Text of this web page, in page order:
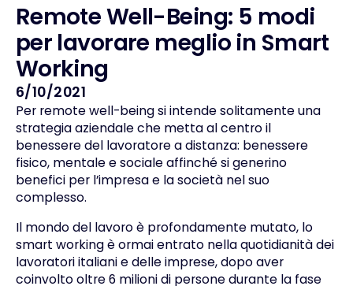
RemoteWell-Being: 5 modi
per lavorare meglio in Smart
Working
6/10/2021
Per remote well-being si intende solitamente una
strategia aziendale che metta al centro il
benessere del lavoratore a distanza: benessere
fisico, mentale e sociale affinché si generino
benefici per l’impresa e la società nel suo
complesso.
Il mondo del lavoro è profondamente mutato, lo
smart working è ormai entrato nella quotidianità dei
lavoratori italiani e delle imprese, dopo aver
coinvolto oltre 6 milioni di persone durante la fase